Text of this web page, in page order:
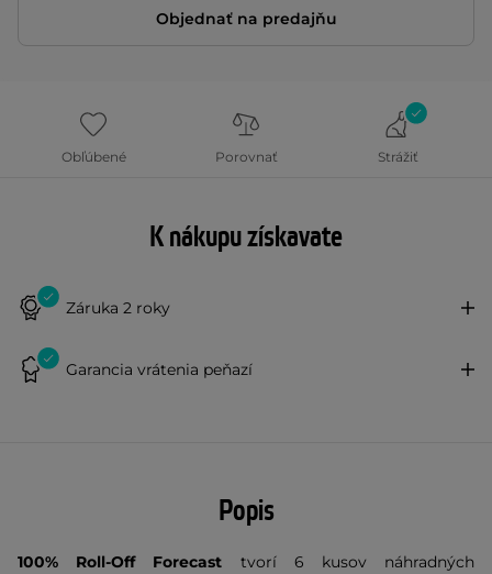
Objednať na predajňu
Obľúbené Porovnať Strážiť
K nákupu získavate
Záruka 2 roky
Garancia vrátenia peňazí
Popis
100% Roll-Off Forecast tvorí 6 kusov náhradných